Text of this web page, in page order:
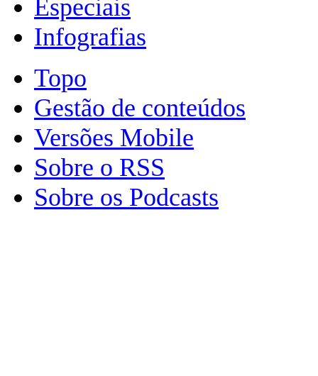
Especiais
Infografias
Topo
Gestão de conteúdos
Versões Mobile
Sobre o RSS
Sobre os Podcasts